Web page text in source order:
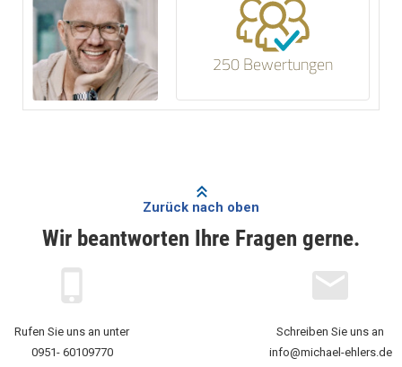
250 Bewertungen
Wir beantworten Ihre Fragen gerne.
Zurück nach oben
Rufen Sie uns an unter
0951- 60109770
Schreiben Sie uns an
info@michael-ehlers.de